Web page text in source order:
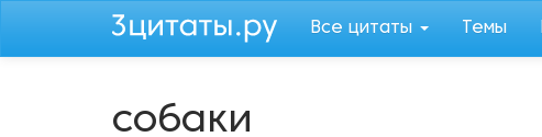
Все цитаты Темы
собаки